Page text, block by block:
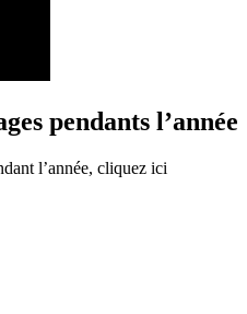
pendants l’année
l’année, cliquez ici